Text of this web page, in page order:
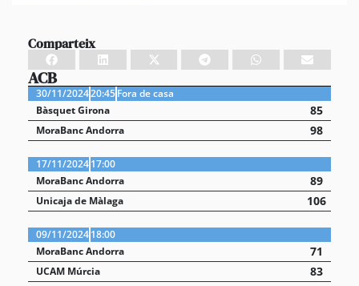
Comparteix
ACB
30/11/202420:45Fora de casa
Bàsquet Girona
85
MoraBanc Andorra 98
17/11/202417:00
MoraBanc Andorra
89
Unicaja de Màlaga 106
09/11/202418:00
MoraBanc Andorra
71
UCAM Múrcia 83